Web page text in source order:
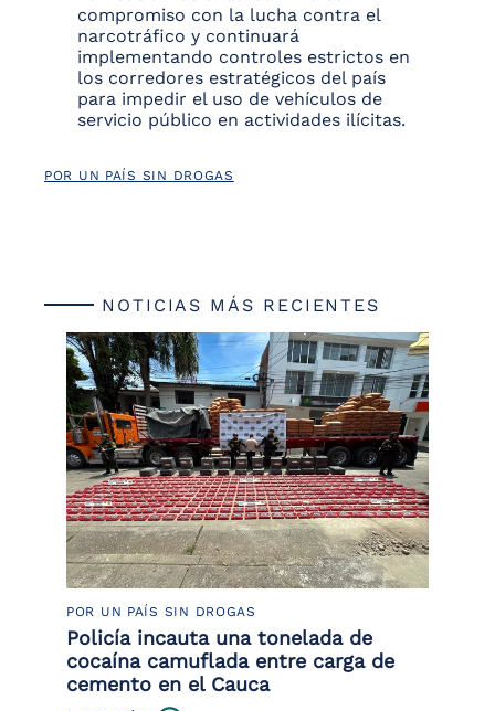
compromiso con la lucha contra el
narcotráfico y continuará
implementando controles estrictos en
los corredores estratégicos del país
para impedir el uso de vehículos de
servicio público en actividades ilícitas.
POR UN PAÍS SIN DROGAS
NOTICIAS MÁS RECIENTES
POR UN PAÍS SIN DROGAS
Policía incauta una tonelada de
cocaína camuflada entre carga de
cemento en el Cauca